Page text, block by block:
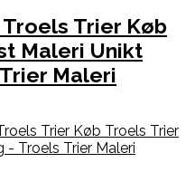
Trier Køb
Maleri Unikt
Maleri